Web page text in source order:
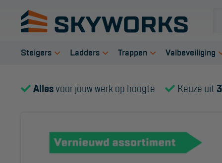
Steigers
Steigeraanhanger
Telescopische
steiger
Ladders
Opsteek ladder
Telescopische ladder
Dakladder
Trappen
Dubbele trap
Magazijntrap
Trailertrap
Valbeveiliging
Harnas
Allesvoor jouw werk op hoogte Keuze uit